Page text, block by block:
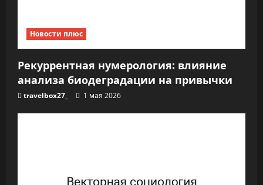
с
я
м
Новости плюс
Рекуррентная нумерология: влияние
анализа биодеградации на привычки
travelbox27_ 1 мая 2026